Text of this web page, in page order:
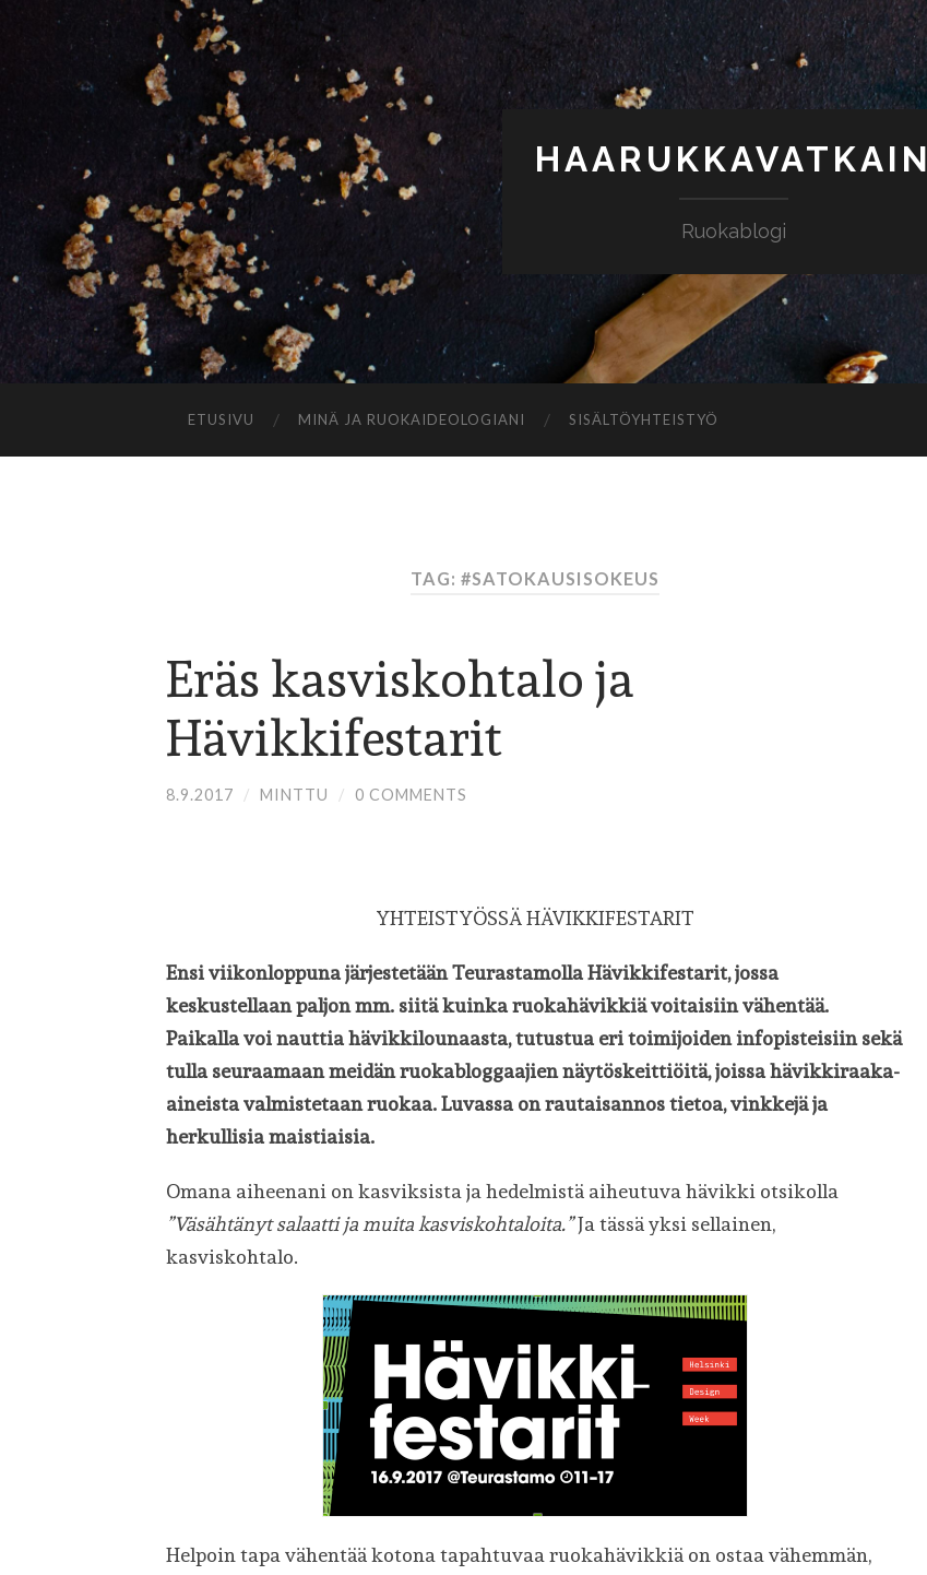
HAARUKKAVATKAIN
Ruokablogi
ETUSIVU MINÄ JA RUOKAIDEOLOGIANI SISÄLTÖYHTEISTYÖ
TAG: #SATOKAUSISOKEUS
Eräs kasviskohtalo ja
Hävikkifestarit
8.9.2017 / MINTTU / 0 COMMENTS
YHTEISTYÖSSÄ HÄVIKKIFESTARIT
Ensi viikonloppuna järjestetään Teurastamolla Hävikkifestarit, jossa
keskustellaan paljon mm. siitä kuinka ruokahävikkiä voitaisiin vähentää.
Paikalla voi nauttia hävikkilounaasta, tutustua eri toimijoiden infopisteisiin sekä
tulla seuraamaan meidän ruokabloggaajien näytöskeittiöitä, joissa hävikkiraaka-
aineista valmistetaan ruokaa. Luvassa on rautaisannos tietoa, vinkkejä ja
herkullisia maistiaisia.
Omana aiheenani on kasviksista ja hedelmistä aiheutuva hävikki otsikolla
”Väsähtänyt salaatti ja muita kasviskohtaloita.”Ja tässä yksi sellainen,
kasviskohtalo.
Helpoin tapa vähentää kotona tapahtuvaa ruokahävikkiä on ostaa vähemmän,